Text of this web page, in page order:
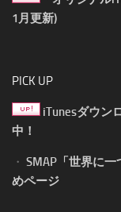
1月更新)
PICK UP
iTunesダウン
中！
・ SMAP「世界に
めページ